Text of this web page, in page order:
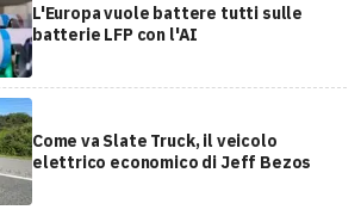
L'Europa vuole battere tutti sulle
batterie LFP con l'AI
Come va Slate Truck, il veicolo
elettrico economico di Jeff Bezos